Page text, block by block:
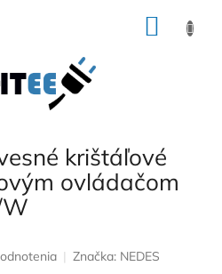
krištáľové
ovládačom
Značka: NEDES